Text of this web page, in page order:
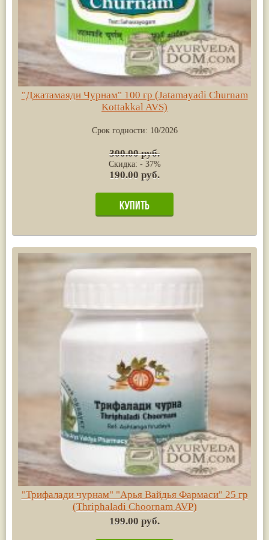
"Джатамаяди Чурнам" 100 гр (Jatamayadi Churnam
Kottakkal AVS)
Срок годности: 10/2026
300.00 руб.
Скидка: - 37%
190.00 руб.
"Трифалади чурнам" "Арья Вайдья Фармаси" 25 гр
(Thriphaladi Choornam AVP)
199.00 руб.